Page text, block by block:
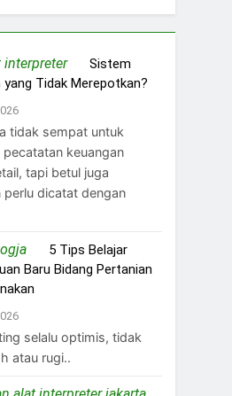
interpreteron Sistem
yang Tidak Merepotkan?
tidak sempat untuk
keuangan
tapi betul juga
perlu dicatat dengan
on 5 Tips Belajar
Baru Bidang Pertanian
selalu optimis, tidak
atau rugi..